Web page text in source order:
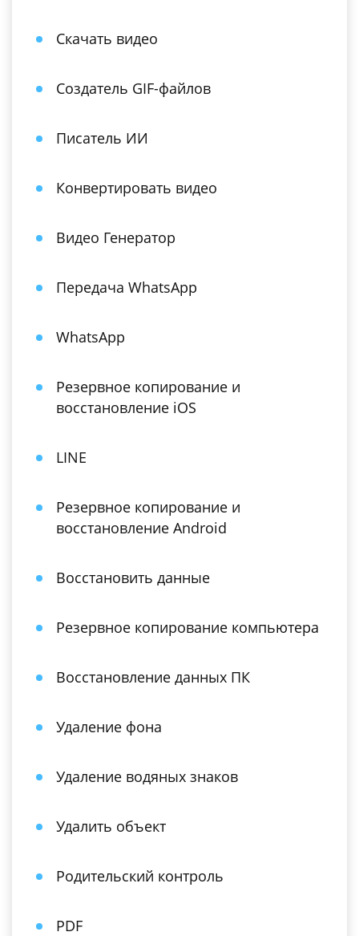
Скачать видео
Создатель GIF-файлов
Писатель ИИ
Конвертировать видео
Видео Генератор
Передача WhatsApp
WhatsApp
Резервное копирование и
восстановление iOS
LINE
Резервное копирование и
восстановление Android
Восстановить данные
Резервное копирование компьютера
Восстановление данных ПК
Удаление фона
Удаление водяных знаков
Удалить объект
Родительский контроль
PDF